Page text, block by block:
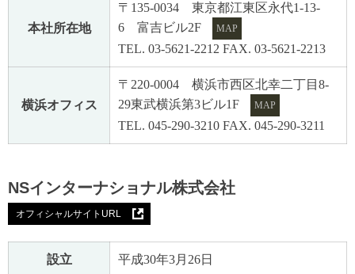
本社所在地
〒135-0034 東京都江東区永代1-13-
6 富吉ビル2F
MAP
TEL. 03-5621-2212 FAX. 03-5621-2213
横浜オフィス
〒220-0004 横浜市西区北幸二丁目8-
29東武横浜第3ビル1F
MAP
TEL. 045-290-3210 FAX. 045-290-3211
NSインターナショナル株式会社
オフィシャルサイトURL
設立 平成30年3月26日